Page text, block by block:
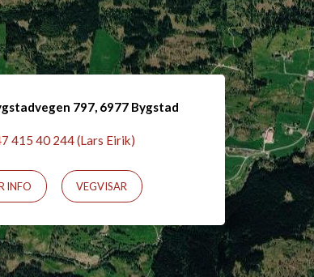
797, 6977 Bygstad
415 40 244 (Lars Eirik)
INFO VEGVISAR